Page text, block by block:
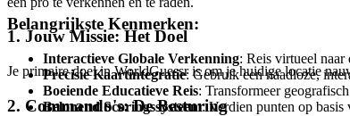
Belangrijkste Kenmerken:
Interactieve Globale Verkenning: Reis virtueel naar
Precisie Kaartintegratie: Gebruik een naadloze,
Boeiende Educatieve Reis: Transformeer
Belonend Scoringssysteem: Verdien punten op
1. Jouw Missie: Het Doel
Je primaire doel in WorldGuessr is om je huidige locatie
2. Commando's: De Besturing